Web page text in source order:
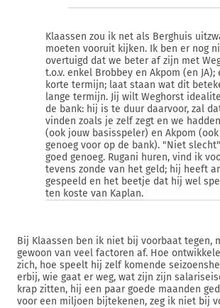
Klaassen zou ik net als Berghuis
moeten vooruit kijken. Ik ben er nog
overtuigd dat we beter af zijn met
t.o.v. enkel Brobbey en Akpom (en
korte termijn; laat staan wat dit
lange termijn. Jij wilt Weghorst
de bank: hij is te duur daarvoor, zal
vinden zoals je zelf zegt en we
(ook jouw basisspeler) en Akpom (ook
genoeg voor op de bank). "Niet
goed genoeg. Rugani huren, vind ik
tevens zonde van het geld; hij heeft
gespeeld en het beetje dat hij wel
ten koste van Kaplan.
Bij Klaassen ben ik niet bij voorbaat tegen,
gewoon van veel factoren af. Hoe
zich, hoe speelt hij zelf komende
erbij, wie gaat er weg, wat zijn zijn
krap zitten, hij een paar goede maanden
voor een miljoen bijtekenen, zeg ik niet bij